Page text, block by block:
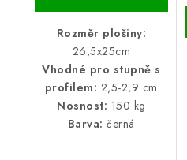
Rozměr plošiny:
26,5x25cm
Vhodné pro stupně s
profilem: 2,5-2,9 cm
Nosnost: 150 kg
Barva: černá